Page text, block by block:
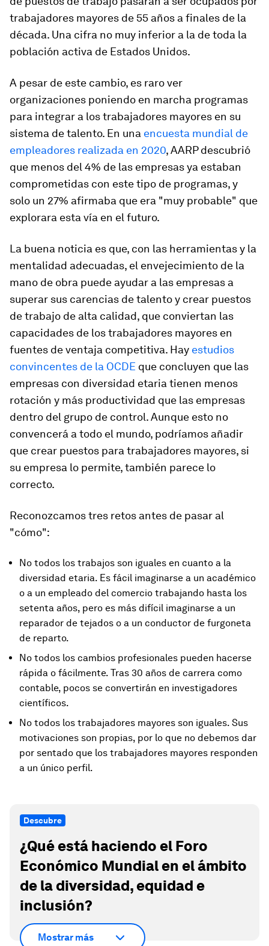
trabajadores mayores de 55 años a finales de la
década. Una cifra no muy inferior a la de toda la
población activa de Estados Unidos.
A pesar de este cambio, es raro ver
organizaciones poniendo en marcha programas
para integrar a los trabajadores mayores en su
sistema de talento. En una encuesta mundial de
empleadores realizada en 2020, AARP descubrió
que menos del 4% de las empresas ya estaban
comprometidas con este tipo de programas, y
solo un 27% afirmaba que era "muy probable" que
explorara esta vía en el futuro.
La buena noticia es que, con las herramientas y la
mentalidad adecuadas, el envejecimiento de la
mano de obra puede ayudar a las empresas a
superar sus carencias de talento y crear puestos
de trabajo de alta calidad, que conviertan las
capacidades de los trabajadores mayores en
fuentes de ventaja competitiva. Hay estudios
convincentes de la OCDE que concluyen que las
empresas con diversidad etaria tienen menos
rotación y más productividad que las empresas
dentro del grupo de control. Aunque esto no
convencerá a todo el mundo, podríamos añadir
que crear puestos para trabajadores mayores, si
su empresa lo permite, también parece lo
correcto.
Reconozcamos tres retos antes de pasar al
"cómo":
No todos los trabajos son iguales en cuanto a la
diversidad etaria. Es fácil imaginarse a un académico
o a un empleado del comercio trabajando hasta los
setenta años, pero es más difícil imaginarse a un
reparador de tejados o a un conductor de furgoneta
de reparto.
No todos los cambios profesionales pueden hacerse
rápida o fácilmente. Tras 30 años de carrera como
contable, pocos se convertirán en investigadores
científicos.
No todos los trabajadores mayores son iguales. Sus
motivaciones son propias, por lo que no debemos dar
por sentado que los trabajadores mayores responden
a un único perfil.
Descubre
¿Qué está haciendo el Foro
Económico Mundial en el ámbito
de la diversidad, equidad e
inclusión?
Mostrar más